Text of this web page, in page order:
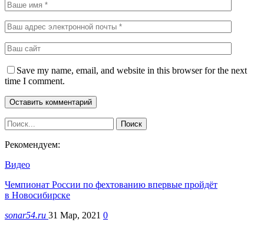
Save my name, email, and website in this browser for the next
time I comment.
Рекомендуем:
Видео
Чемпионат России по фехтованию впервые пройдёт
в Новосибирске
sonar54.ru 31 Мар, 2021 0